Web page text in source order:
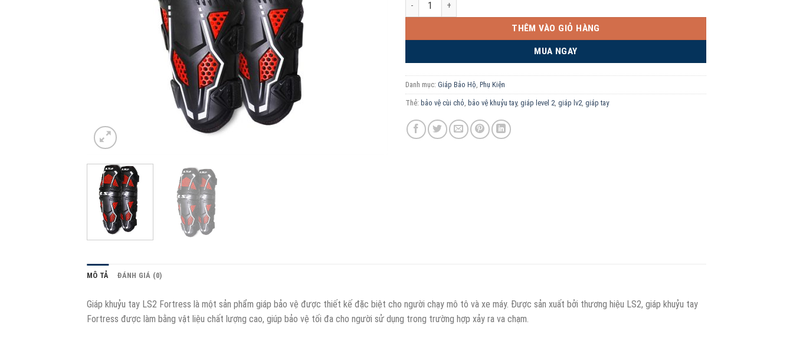
THÊM VÀO GIỎ HÀNG
MUA NGAY
Danh mục: Giáp Bảo Hộ, Phụ Kiện
Thẻ: bảo vệ cùi chỏ, bảo vệ khuỷu tay, giáp level 2, giáp lv2, giáp tay
MÔ TẢ ĐÁNH GIÁ (0)
Giáp khuỷu tay LS2 Fortress là một sản phẩm giáp bảo vệ được thiết kế đặc biệt cho người chạy mô tô và xe máy. Được sản xuất bởi thương hiệu LS2, giáp khuỷu tay
Fortress được làm bằng vật liệu chất lượng cao, giúp bảo vệ tối đa cho người sử dụng trong trường hợp xảy ra va chạm.